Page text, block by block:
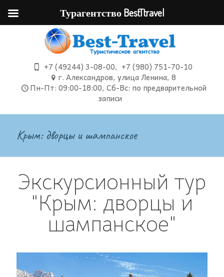
+7 (49244) 3-08-00, +7 (980) 751-70-10
г. Александров, улица Ленина, 8
Пн-Пт: 09:00-18:00, Сб-Вс: по предварительной
записи
Крым: дворцы и шампанское
Экскурсионный тур
"Крым: дворцы и
шампанское"
Турагентство BestTtravel